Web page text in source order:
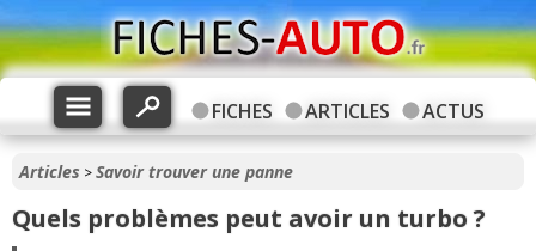
FICHES ARTICLES ACTUS
Articles >Savoir trouver une panne
Quels problèmes peut avoir un turbo ?